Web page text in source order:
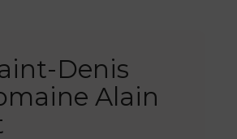
Denis
Alain